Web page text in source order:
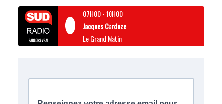
07H00-10H00
Jacques Cardoze
Le Grand Matin